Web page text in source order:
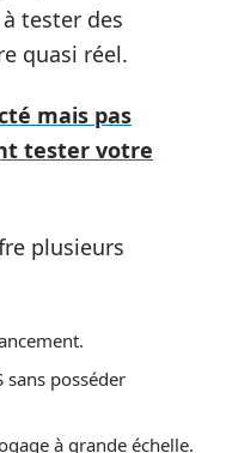
tester des
quasi réel.
mais pas
tester votre
plusieurs
sans posséder
à grande échelle.